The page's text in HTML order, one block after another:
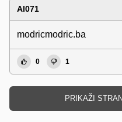
Al071
modricmodric.ba
0 1
PRIKAŽI